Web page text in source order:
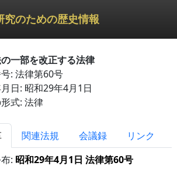
究のための歴史情報
一部を改正する法律
: 法律第60号
日: 昭和29年4月1日
式: 法律
関連法規 会議録
リンク
: 昭和29年4月1日 法律第60号